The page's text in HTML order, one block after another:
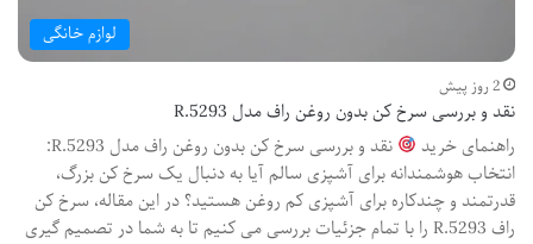
لوازم خانگی
2 روز پیش
نقد و بررسی سرخ کن بدون روغن راف مدل R.5293
راهنمای خرید
نقد و بررسی سرخ کن بدون روغن راف مدل R.5293:
انتخاب هوشمندانه برای آشپزی سالم آیا به دنبال یک سرخ کن بزرگ،
قدرتمند و چندکاره برای آشپزی کم روغن هستید؟ در این مقاله، سرخ کن
راف R.5293 را با تمام جزئیات بررسی می کنیم تا به شما در تصمیم گیری